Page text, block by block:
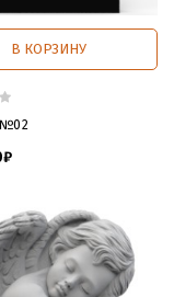
В КОРЗИНУ